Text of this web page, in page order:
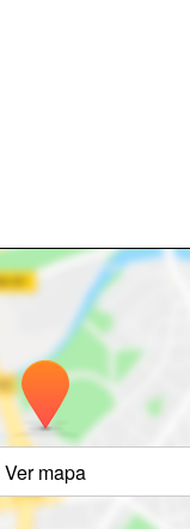
Ver mapa